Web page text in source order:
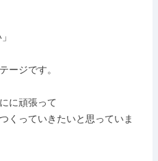
ージです。
に頑張って
くっていきたいと思っていま